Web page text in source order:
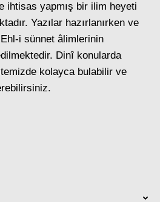
ihtisas yapmış bir ilim heyeti
Yazılar hazırlanırken ve
i sünnet âlimlerinin
Dinî konularda
kolayca bulabilir ve